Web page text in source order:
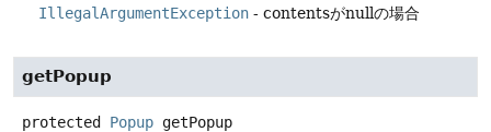
IllegalArgumentException - contentsがnullの場合
getPopup
protected Popup getPopup